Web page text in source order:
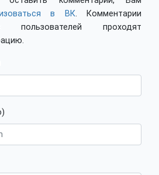
в ВК. Комментарии
пользователей проходят